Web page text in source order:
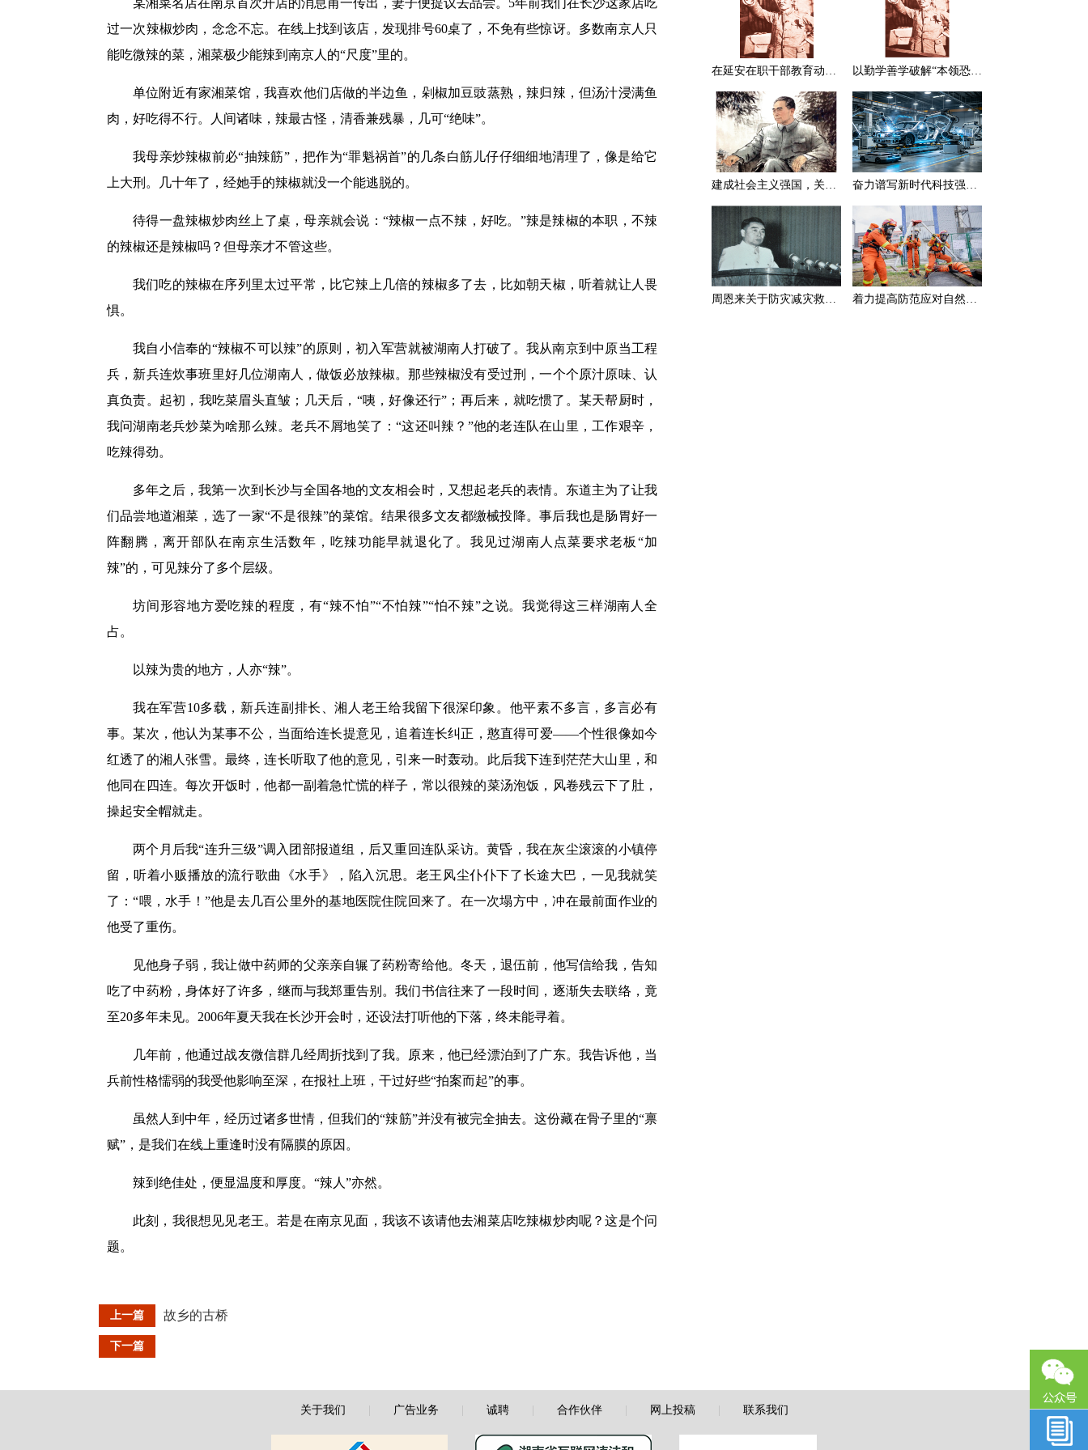
过一次辣椒炒肉，念念不忘。在线上找到该店，发现排号60桌了，不免有些惊讶。多数南京人只
能吃微辣的菜，湘菜极少能辣到南京人的“尺度”里的。
单位附近有家湘菜馆，我喜欢他们店做的半边鱼，剁椒加豆豉蒸熟，辣归辣，但汤汁浸满鱼
肉，好吃得不行。人间诸味，辣最古怪，清香兼残暴，几可“绝味”。
我母亲炒辣椒前必“抽辣筋”，把作为“罪魁祸首”的几条白筋儿仔仔细细地清理了，像是给它
上大刑。几十年了，经她手的辣椒就没一个能逃脱的。
待得一盘辣椒炒肉丝上了桌，母亲就会说：“辣椒一点不辣，好吃。”辣是辣椒的本职，不辣
的辣椒还是辣椒吗？但母亲才不管这些。
我们吃的辣椒在序列里太过平常，比它辣上几倍的辣椒多了去，比如朝天椒，听着就让人畏
惧。
我自小信奉的“辣椒不可以辣”的原则，初入军营就被湖南人打破了。我从南京到中原当工程
兵，新兵连炊事班里好几位湖南人，做饭必放辣椒。那些辣椒没有受过刑，一个个原汁原味、认
真负责。起初，我吃菜眉头直皱；几天后，“咦，好像还行”；再后来，就吃惯了。某天帮厨时，
我问湖南老兵炒菜为啥那么辣。老兵不屑地笑了：“这还叫辣？”他的老连队在山里，工作艰辛，
吃辣得劲。
多年之后，我第一次到长沙与全国各地的文友相会时，又想起老兵的表情。东道主为了让我
们品尝地道湘菜，选了一家“不是很辣”的菜馆。结果很多文友都缴械投降。事后我也是肠胃好一
阵翻腾，离开部队在南京生活数年，吃辣功能早就退化了。我见过湖南人点菜要求老板“加
辣”的，可见辣分了多个层级。
坊间形容地方爱吃辣的程度，有“辣不怕”“不怕辣”“怕不辣”之说。我觉得这三样湖南人全
占。
以辣为贵的地方，人亦“辣”。
我在军营10多载，新兵连副排长、湘人老王给我留下很深印象。他平素不多言，多言必有
事。某次，他认为某事不公，当面给连长提意见，追着连长纠正，憨直得可爱——个性很像如今
红透了的湘人张雪。最终，连长听取了他的意见，引来一时轰动。此后我下连到茫茫大山里，和
他同在四连。每次开饭时，他都一副着急忙慌的样子，常以很辣的菜汤泡饭，风卷残云下了肚，
操起安全帽就走。
两个月后我“连升三级”调入团部报道组，后又重回连队采访。黄昏，我在灰尘滚滚的小镇停
留，听着小贩播放的流行歌曲《水手》，陷入沉思。老王风尘仆仆下了长途大巴，一见我就笑
了：“喂，水手！”他是去几百公里外的基地医院住院回来了。在一次塌方中，冲在最前面作业的
他受了重伤。
见他身子弱，我让做中药师的父亲亲自辗了药粉寄给他。冬天，退伍前，他写信给我，告知
吃了中药粉，身体好了许多，继而与我郑重告别。我们书信往来了一段时间，逐渐失去联络，竟
至20多年未见。2006年夏天我在长沙开会时，还设法打听他的下落，终未能寻着。
几年前，他通过战友微信群几经周折找到了我。原来，他已经漂泊到了广东。我告诉他，当
兵前性格懦弱的我受他影响至深，在报社上班，干过好些“拍案而起”的事。
虽然人到中年，经历过诸多世情，但我们的“辣筋”并没有被完全抽去。这份藏在骨子里的“禀
赋”，是我们在线上重逢时没有隔膜的原因。
辣到绝佳处，便显温度和厚度。“辣人”亦然。
此刻，我很想见见老王。若是在南京见面，我该不该请他去湘菜店吃辣椒炒肉呢？这是个问
题。
上一篇 故乡的古桥
下一篇
在延安在职干部教育动员大会上的讲话（节选） 以勤学善学破解“本领恐慌”
建成社会主义强国，关键在于实现科学技术现代化 奋力谱写新时代科技强国新篇章
周恩来关于防灾减灾救灾的一组论述 着力提高防范应对自然灾害能力
关于我们 | 广告业务 | 诚聘| 合作伙伴| 网上投稿| 联系我们